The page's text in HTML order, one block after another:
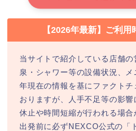
【2026年最新】ご利用
当サイトで紹介している店舗の
泉・シャワー等の設備状況、
年現在の情報を基にファクトチ
おりますが、人手不足等の影響
休止や時間短縮が行われる場合
出発前に必ずNEXCO公式の「